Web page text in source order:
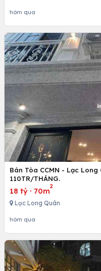
hôm qua
Bán Tòa CCMN - Lạc Long
110TR/THÁNG.
18 tỷ · 70m
2
Lạc Long Quân
hôm qua